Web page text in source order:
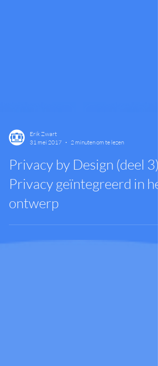
31 mei 2017
2 minuten om te lezen
Privacy by Design (deel 3):
Privacy geïntegreerd in het
ontwerp